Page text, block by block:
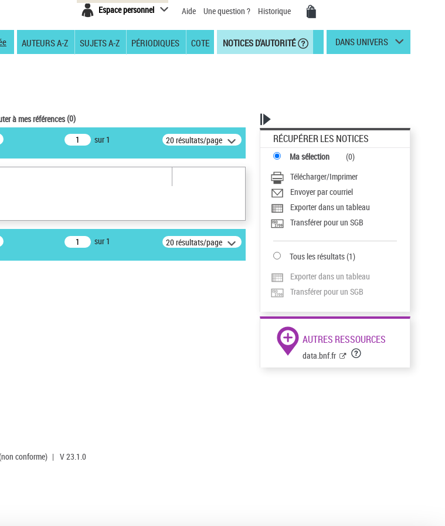
Espace personnel Aide Une question ? Historique
AUTEURS A-Z SUJETS A-Z PÉRIODIQUES COTE NOTICES D'AUTORITÉ DANS UNIVERS
à mes références(0)
sur 1 20 résultats/page
sur 1 20 résultats/page
RÉCUPÉRER LES NOTICES
Ma sélection (0)
Télécharger/Imprimer
Envoyer par courriel
Exporter dans un tableau
Transférer pour un SGB
Tous les résultats(1)
Exporter dans un tableau
Transférer pour un SGB
AUTRES RESSOURCES
data.bnf.fr
conforme) | V 23.1.0